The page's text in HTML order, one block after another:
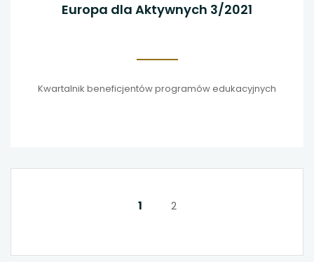
Europa dla Aktywnych 3/2021
Kwartalnik beneficjentów programów edukacyjnych
1 2